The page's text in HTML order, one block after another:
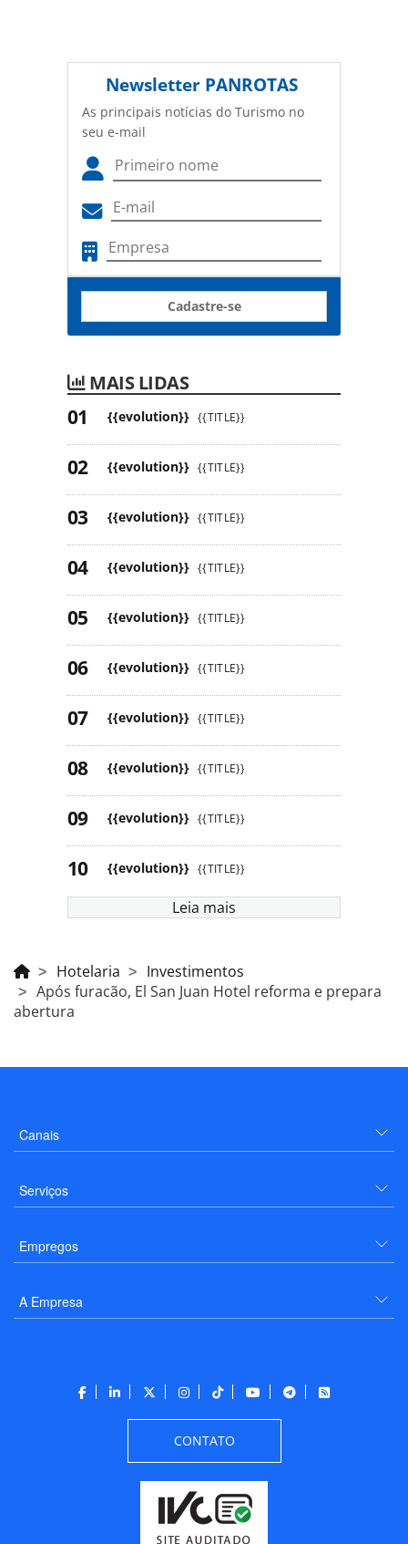
Newsletter PANROTAS
As principais notícias do Turismo no
seu e-mail
Cadastre-se
MAIS LIDAS
{{evolution}} {{TITLE}}
{{evolution}} {{TITLE}}
{{evolution}} {{TITLE}}
{{evolution}} {{TITLE}}
{{evolution}} {{TITLE}}
{{evolution}} {{TITLE}}
{{evolution}} {{TITLE}}
{{evolution}} {{TITLE}}
{{evolution}} {{TITLE}}
{{evolution}} {{TITLE}}
Leia mais
Hotelaria
Investimentos
Após furacão, El San Juan Hotel reforma e prepara
abertura
Canais
Serviços
Empregos
A Empresa
CONTATO